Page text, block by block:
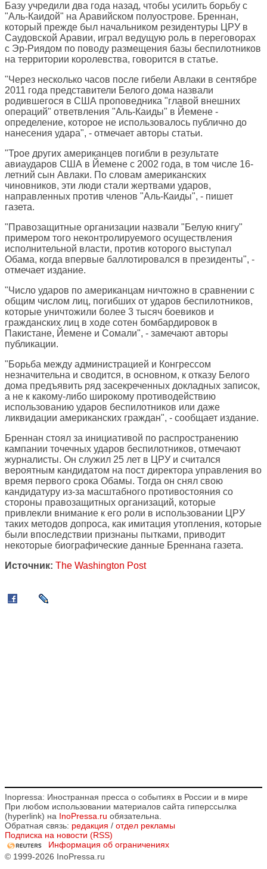
Базу учредили два года назад, чтобы усилить борьбу с
"Аль-Каидой" на Аравийском полуострове. Бреннан,
который прежде был начальником резидентуры ЦРУ в
Саудовской Аравии, играл ведущую роль в переговорах
с Эр-Риядом по поводу размещения базы беспилотников
на территории королевства, говорится в статье.
"Через несколько часов после гибели Авлаки в сентябре
2011 года представители Белого дома назвали
родившегося в США проповедника "главой внешних
операций" ответвления "Аль-Каиды" в Йемене -
определение, которое не использовалось публично до
нанесения удара", - отмечает авторы статьи.
"Трое других американцев погибли в результате
авиаударов США в Йемене с 2002 года, в том числе 16-
летний сын Авлаки. По словам американских
чиновников, эти люди стали жертвами ударов,
направленных против членов "Аль-Каиды", - пишет
газета.
"Правозащитные организации назвали "Белую книгу"
примером того неконтролируемого осуществления
исполнительной власти, против которого выступал
Обама, когда впервые баллотировался в президенты", -
отмечает издание.
"Число ударов по американцам ничтожно в сравнении с
общим числом лиц, погибших от ударов беспилотников,
которые уничтожили более 3 тысяч боевиков и
гражданских лиц в ходе сотен бомбардировок в
Пакистане, Йемене и Сомали", - замечают авторы
публикации.
"Борьба между администрацией и Конгрессом
незначительна и сводится, в основном, к отказу Белого
дома предъявить ряд засекреченных докладных записок,
а не к какому-либо широкому противодействию
использованию ударов беспилотников или даже
ликвидации американских граждан", - сообщает издание.
Бреннан стоял за инициативой по распространению
кампании точечных ударов беспилотников, отмечают
журналисты. Он служил 25 лет в ЦРУ и считался
вероятным кандидатом на пост директора управления во
время первого срока Обамы. Тогда он снял свою
кандидатуру из-за масштабного противостояния со
стороны правозащитных организаций, которые
привлекли внимание к его роли в использовании ЦРУ
таких методов допроса, как имитация утопления, которые
были впоследствии признаны пытками, приводит
некоторые биографические данные Бреннана газета.
Источник: The Washington Post
Inopressa: Иностранная пресса о событиях в России и в мире
При любом использовании материалов сайта гиперссылка
(hyperlink) на InoPressa.ru обязательна.
Обратная связь: редакция / отдел рекламы
Подписка на новости (RSS)
Информация об ограничениях
© 1999-2026 InoPressa.ru